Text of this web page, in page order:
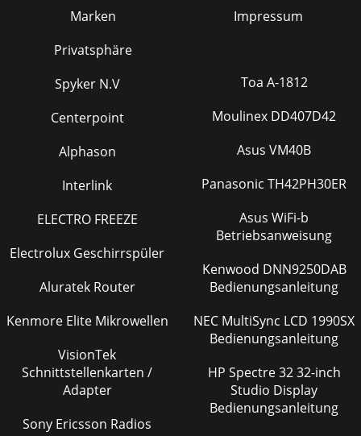
Marken
Privatsphäre
Impressum
Spyker N.V
Centerpoint
Alphason
Interlink
ELECTRO FREEZE
Electrolux Geschirrspüler
Aluratek Router
Kenmore Elite Mikrowellen
VisionTek
Schnittstellenkarten /
Adapter
Sony Ericsson Radios
Toa A-1812
Moulinex DD407D42
Asus VM40B
Panasonic TH42PH30ER
Asus WiFi-b
Betriebsanweisung
Kenwood DNN9250DAB
Bedienungsanleitung
NEC MultiSync LCD 1990SX
Bedienungsanleitung
HP Spectre 32 32-inch
Studio Display
Bedienungsanleitung